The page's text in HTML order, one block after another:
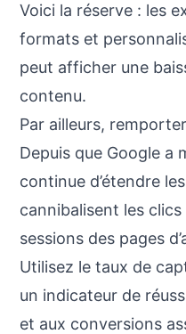
Voici la réserve : les
formats et
peut afficher une
contenu.
Par ailleurs,
Depuis que Google a
continue d’étendre
cannibalisent les clics
sessions des pages
Utilisez le taux de
un indicateur de
et aux conversions